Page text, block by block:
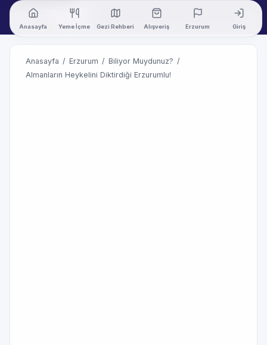
Anasayfa Yeme İçme Gezi Rehberi Alışveriş Erzurum Giriş
Anasayfa / Erzurum / Biliyor Muydunuz? /
Almanların Heykelini Diktirdiği Erzurumlu!